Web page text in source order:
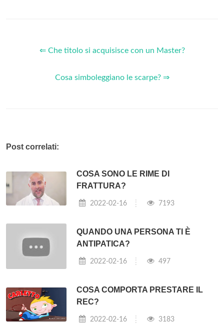
⇐ Che titolo si acquisisce con un Master?
Cosa simboleggiano le scarpe? ⇒
Post correlati:
COSA SONO LE RIME DI
FRATTURA?
2022-02-16 7193
QUANDO UNA PERSONA TI È
ANTIPATICA?
2022-02-16 497
COSA COMPORTA PRESTARE IL
REC?
2022-02-16 3183